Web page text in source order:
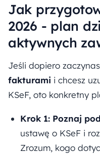
Jak
2026 - plan
aktywnych
Jeśli dopiero
fakturami i chcesz
KSeF, oto konkretny
Krok 1: Poznaj
ustawę o KSeF i
Zrozum, kogo